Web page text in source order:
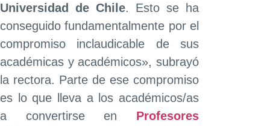
Universidad de Chile. Esto se ha
conseguido fundamentalmente por el
compromiso inclaudicable de sus
académicas y académicos», subrayó
la rectora. Parte de ese compromiso
es lo que lleva a los académicos/as
a convertirse en Profesores